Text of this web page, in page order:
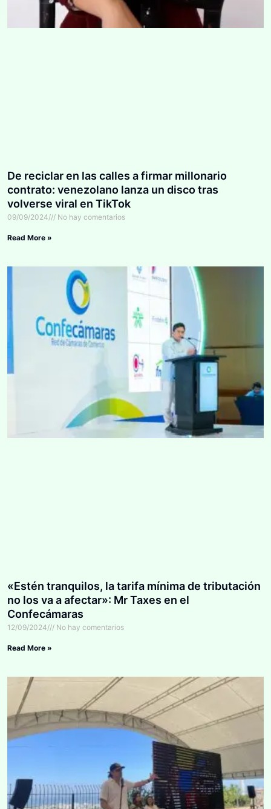
De reciclar en las calles a firmar millonario
contrato: venezolano lanza un disco tras
volverse viral en TikTok
09/09/2024 No hay comentarios
Read More »
«Estén tranquilos, la tarifa mínima de tributación
no los va a afectar»: Mr Taxes en el
Confecámaras
12/09/2024 No hay comentarios
Read More »